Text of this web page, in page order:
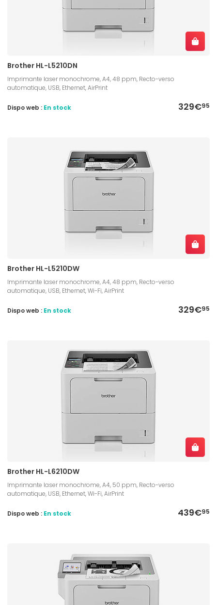
Brother HL-L5210DN
Imprimante laser monochrome, A4, 48 ppm, Recto-verso
automatique, USB, Ethernet, AirPrint
329€95
Dispo web : En stock
Brother HL-L5210DW
Imprimante laser monochrome, A4, 48 ppm, Recto-verso
automatique, USB, Ethernet, Wi-Fi, AirPrint
329€95
Dispo web : En stock
Brother HL-L6210DW
Imprimante laser monochrome, A4, 50 ppm, Recto-verso
automatique, USB, Ethernet, Wi-Fi, AirPrint
439€95
Dispo web : En stock